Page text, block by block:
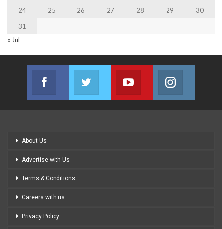
24
25 26 27 28 29
30
31
« Jul
Facebook
Join us on Facebook
Twitter
Join us on Twitter
Youtube
Join us on Youtube
About Us
Advertise with Us
Terms & Conditions
Careers with us
Privacy Policy